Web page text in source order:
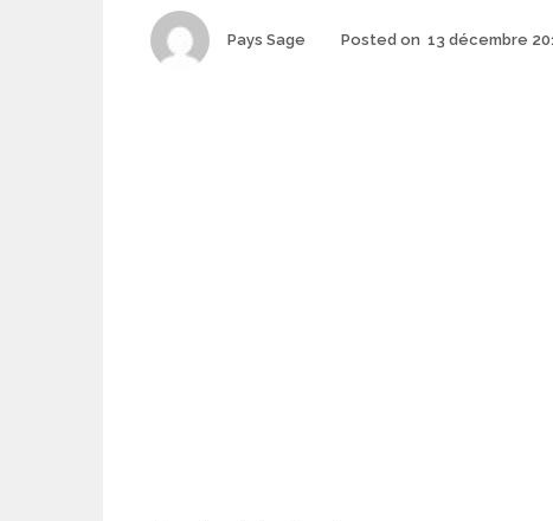
Author
Pays Sage Posted on 13 décembre